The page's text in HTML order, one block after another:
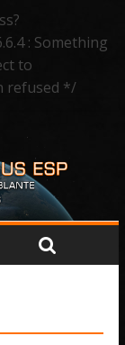
: Something
to
refused */